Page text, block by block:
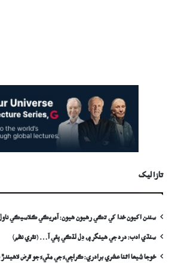
تازا ليک
سندن اکيون خدا کي تڪي رهيون هيون: آمريڪي ڪلاسيڪي
سنڌي ادب: درد جي ھينگر ۾، دِل لٽڪي پئي آ… (نثري نظم)
خوجا شيعا اثنا عشري برادري: ڪراچيءَ جي مٽيءَ جو قرض لاھيندڙ